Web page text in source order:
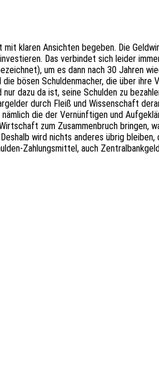
klaren Ansich­ten bege­ben. Die
Das verbin­det sich leider
um es dann nach 30 Jahren
bösen Schul­den­ma­cher, die über
dazu da ist, seine Schul­den zu
durch Fleiß und Wissen­schaft
die der Vernünf­ti­gen und
zum Zusam­men­bruch
wird nichts ande­res übrig
Zahlungs­mit­tel, auch